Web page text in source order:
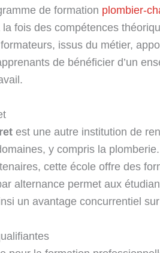
de formation plombier-
fois des compétences
issus du métier,
de bénéficier d’un
est une autre institution de
y compris la
cette école offre des
alternance permet aux
un avantage concurrentiel